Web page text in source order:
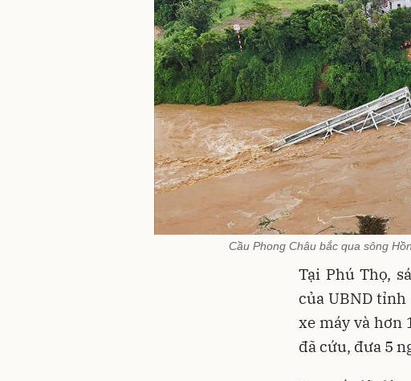
Cầu Phong Châu bắc qua sông
Tại Phú Thọ,
của UBND tỉnh
xe máy và hơn
đã cứu, đưa 5